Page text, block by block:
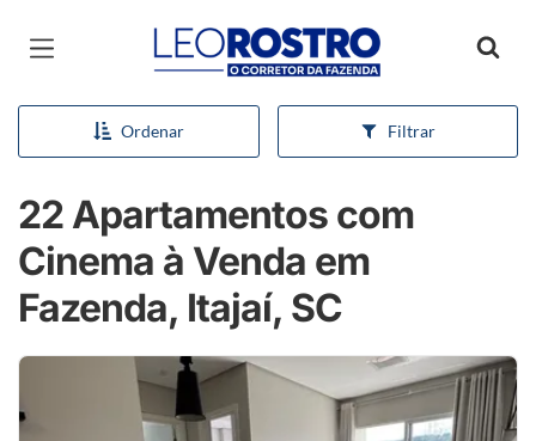
Página inicial
Ordenar Filtrar
22 Apartamentos com
Cinema à Venda em
Fazenda, Itajaí, SC